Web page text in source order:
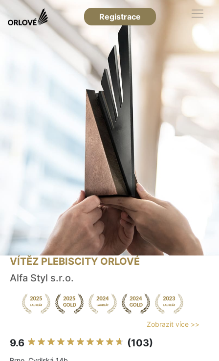
Registrace
VÍTĚZ PLEBISCITY ORLOVÉ
Alfa Styl s.r.o.
Zobrazit více >>
9.6 (103)